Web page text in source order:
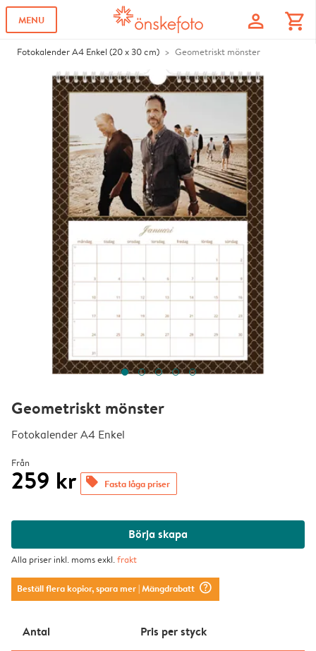
MENU profile shopping_cart
Fotokalender A4 Enkel (20 x 30 cm) Geometriskt mönster
Geometriskt mönster
Fotokalender A4 Enkel
Från
259 kr offers Fasta låga priser
Börja skapa
Alla priser inkl. moms exkl.frakt
Beställ flera kopior, spara mer| Mängdrabatt question_mark_circle
Antal Pris per styck